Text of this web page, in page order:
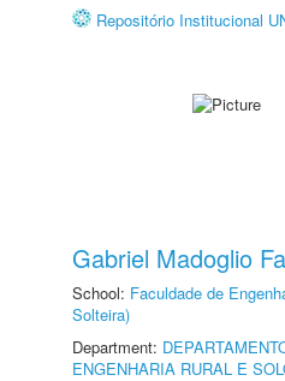
Repositório Institucional
Gabriel Madoglio
School: Faculdade de
Solteira)
Department:
ENGENHARIA RURAL E